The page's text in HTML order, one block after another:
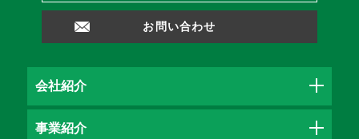
お問い合わせ
会社紹介
事業紹介